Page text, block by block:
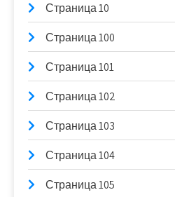
Страница 10
Страница 100
Страница 101
Страница 102
Страница 103
Страница 104
Страница 105